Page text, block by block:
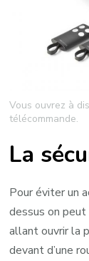
Vous ouvrez à
télécommande.
La
Pour éviter un
dessus on peut
allant ouvrir la
devant d’une